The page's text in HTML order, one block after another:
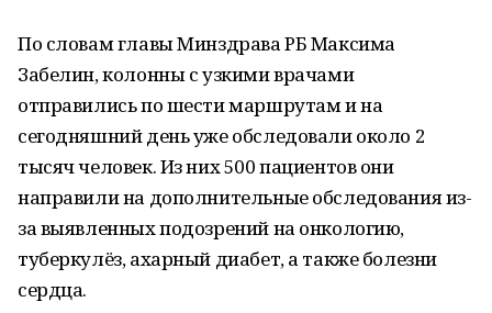
По словам главы Минздрава РБ Максима
Забелин, колонны с узкими врачами
отправились по шести маршрутам и на
сегодняшний день уже обследовали около 2
тысяч человек. Из них 500 пациентов они
направили на дополнительные обследования из-
за выявленных подозрений на онкологию,
туберкулёз, ахарный диабет, а также болезни
сердца.